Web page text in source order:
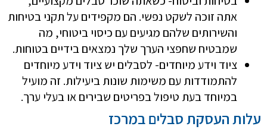
אתה זוכה לשקט נפשי. הם מקפידים על תקני בטיחות
והשירותים שלהם מגיעים עם כיסוי ביטוחי, מה
שמבטיח שחפצי הערך שלך נמצאים בידיים בטוחות.
ציוד וידע מיוחדים- לסבלים יש ציוד וידע מיוחדים
להתמודדות עם משימות שונות ביעילות. זה מועיל
במיוחד בעת טיפול בפריטים שבירים או בעלי ערך.
עלות העסקת סבלים במרכז